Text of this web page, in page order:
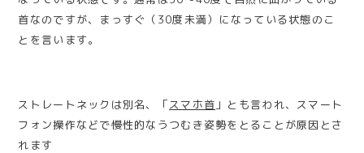
首なのですが、まっすぐ（30度未満）になっている状態のこ
とを言います。
ストレートネックは別名、「スマホ首 」とも言われ、スマート
フォン操作などで慢性的なうつむき姿勢をとることが原因とさ
れます